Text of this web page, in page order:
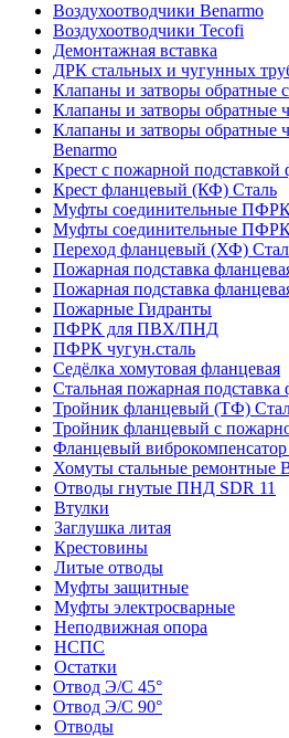
Воздухоотводчики Benarmo
Воздухоотводчики Tecofi
Демонтажная вставка
ДРК стальных и чугунных
Клапаны и затворы обратные
Клапаны и затворы обратные
Клапаны и затворы обратные
Benarmo
Крест с пожарной
Крест фланцевый (КФ) Сталь
Муфты соединительные
Муфты соединительные
Переход фланцевый (ХФ)
Пожарная подставка
Пожарная подставка
Пожарные Гидранты
ПФРК для ПВХ/ПНД
ПФРК чугун.сталь
Седёлка хомутовая фланцевая
Стальная пожарная
Тройник фланцевый (ТФ)
Тройник фланцевый с
Фланцевый
Хомуты стальные ремонтные
Отводы гнутые ПНД SDR 11
Втулки
Заглушка литая
Крестовины
Литые отводы
Муфты защитные
Муфты электросварные
Неподвижная опора
НСПС
Остатки
Отвод Э/С 45°
Отвод Э/С 90°
Отводы